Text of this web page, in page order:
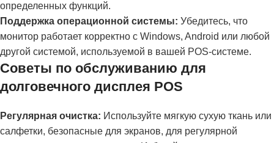
определенных функций.
Поддержка операционной системы: Убедитесь, что
монитор работает корректно с Windows, Android или любой
другой системой, используемой в вашей POS-системе.
Советы по обслуживанию для
долговечного дисплея POS
Регулярная очистка: Используйте мягкую сухую ткань или
салфетки, безопасные для экранов, для регулярной